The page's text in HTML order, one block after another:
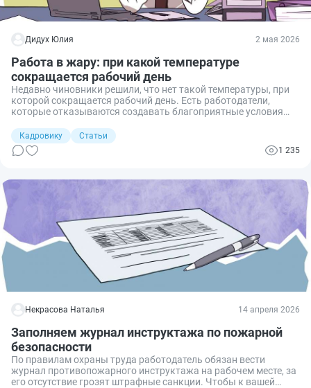
Дидух Юлия 2 мая 2026
Работа в жару: при какой температуре
сокращается рабочий день
Недавно чиновники решили, что нет такой температуры, при
которой сокращается рабочий день. Есть работодатели,
которые отказываются создавать благоприятные условия
объективным причинам не в состоянии обеспечить
допустимые показатели микроклимата на рабочих местах?
Кадровику
Статьи
1 235
Некрасова Наталья 14 апреля 2026
Заполняем журнал инструктажа по пожарной
безопасности
По правилам охраны труда работодатель обязан вести
журнал противопожарного инструктажа на рабочем месте, за
его отсутствие грозят штрафные санкции. Чтобы к вашей